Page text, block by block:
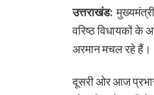
उत्तराखंड:
वरिष्ठ विधायकों के
अरमान मचल रहे हैं।
दूसरी ओर आज